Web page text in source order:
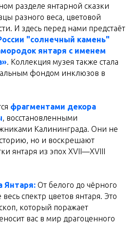
разделе янтарной сказки
разного веса, цветовой
И здесь перед нами предстаёт
"солнечный камень"
янтаря с именем
. Коллекция музея также стала
фондом инклюзов в
фрагментами декора
, восстановленными
Калининграда. Они не
но и воскрешают
янтаря из эпох XVII—XVIII
Янтаря: От белого до чёрного
спектр цветов янтаря. Это
который поражает
вас в мир драгоценного